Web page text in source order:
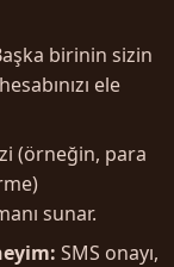
birinin sizin
ele
(örneğin, para
sunar.
SMS onayı,